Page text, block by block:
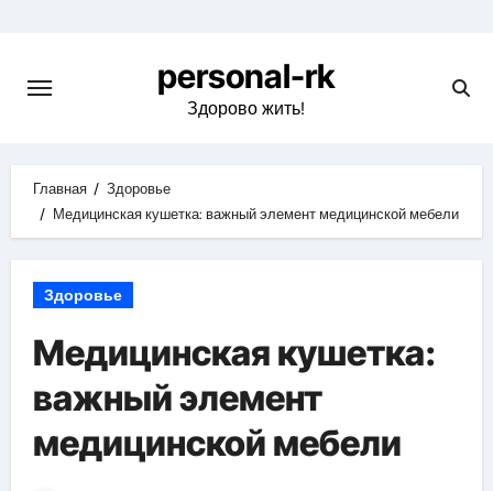
содержимому
personal-rk
Здорово жить!
Главная
Здоровье
Медицинская кушетка: важный элемент медицинской мебели
Здоровье
Медицинская кушетка:
важный элемент
медицинской мебели